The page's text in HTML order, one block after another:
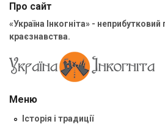
Про сайт
«Україна Інкогніта» - неприбутковий
краєзнавства.
Меню
Історія і традиції